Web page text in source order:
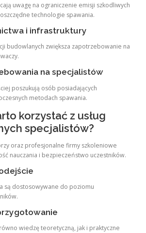
uwagę na ograniczenie emisji szkodliwych
technologie spawania.
i infrastruktury
budowlanych zwiększa zapotrzebowanie na
na specjalistów
poszukują osób posiadających
metodach spawania.
korzystać z usług
specjalistów?
oraz profesjonalne firmy szkoleniowe
nauczania i bezpieczeństwo uczestników.
są dostosowywane do poziomu
wiedzę teoretyczną, jak i praktyczne